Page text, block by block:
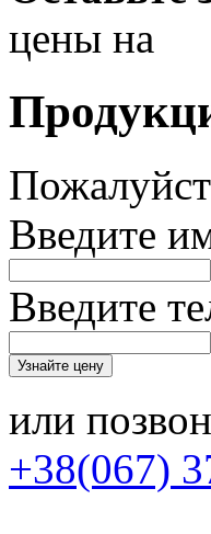
цены на
Введите
Введите
или
+38(067)